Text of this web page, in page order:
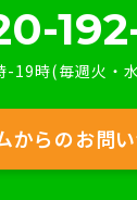
-19時(毎週火・
からのお問